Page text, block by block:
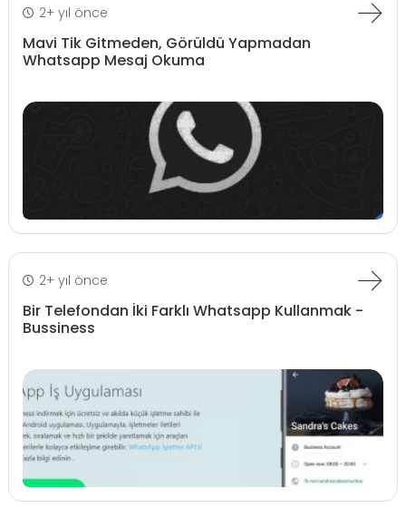
2+ yıl önce
Mavi Tik Gitmeden, Görüldü Yapmadan
Whatsapp Mesaj Okuma
2+ yıl önce
Bir Telefondan İki Farklı Whatsapp Kullanmak -
Bussiness